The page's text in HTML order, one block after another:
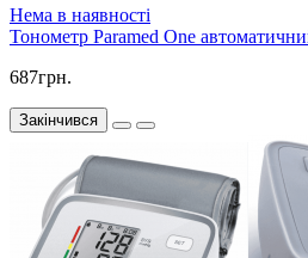
Нема в наявності
Тонометр Paramed One
687грн.
Закінчився